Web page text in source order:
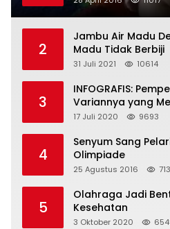
2
Jambu Air Madu
Madu Tidak Berbiji
31 Juli 2021 10614
3
INFOGRAFIS:
Variannya yang
17 Juli 2020 9693
4
Senyum Sang
Olimpiade
25 Agustus 2016
5
Olahraga Jadi
Kesehatan
3 Oktober 2020